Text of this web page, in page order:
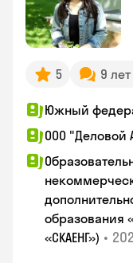
5 9
Южный
ООО "Деловой
образования
«СКАЕНГ») •